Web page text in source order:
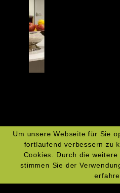
Um unsere Webseite für Sie
fortlaufend verbessern zu
Cookies. Durch die
stimmen Sie der